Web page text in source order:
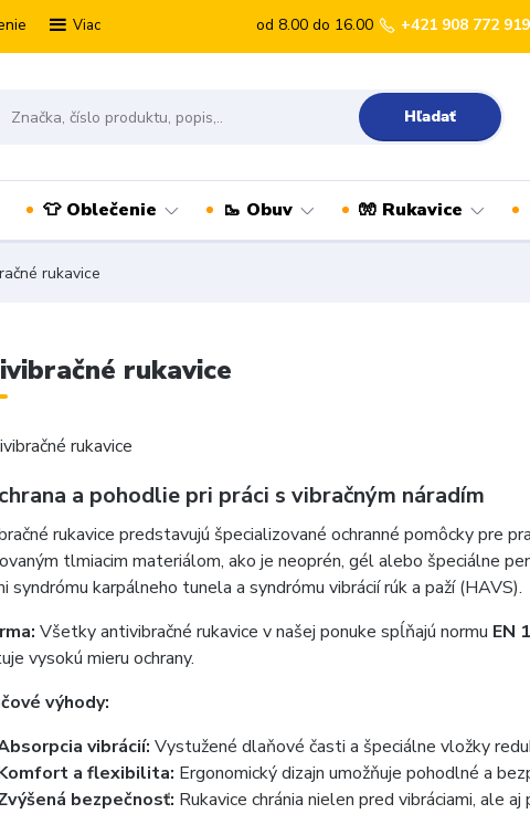
Viac
Hľadať
od 8.00 do 16.00 +421 908 772 919
👕 Oblečenie 🥾 Obuv 🧤 Rukavice
rukavice
rukavice
a pohodlie pri práci s vibračným náradím
rukavice predstavujú špecializované ochranné pomôcky pre
tlmiacim materiálom, ako je neoprén, gél alebo špeciálne
syndrómu karpálneho tunela a syndrómu vibrácií rúk a paží (HAVS).
Všetky antivibračné rukavice v našej ponuke spĺňajú normu EN
vysokú mieru ochrany.
výhody:
vibrácií: Vystužené dlaňové časti a špeciálne vložky
a flexibilita: Ergonomický dizajn umožňuje pohodlné a
bezpečnosť: Rukavice chránia nielen pred vibráciami, ale